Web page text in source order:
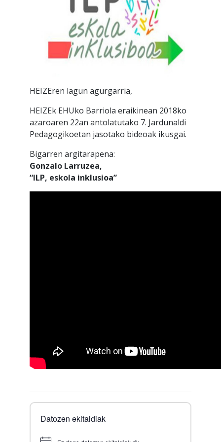
HEIZEren lagun agurgarria,
HEIZEk EHUko Barriola eraikinean 2018ko
azaroaren 22an antolatutako 7. Jardunaldi
Pedagogikoetan jasotako bideoak ikusgai.
Bigarren argitarapena:
Gonzalo Larruzea,
“ILP, eskola inklusioa”
Datozen ekitaldiak